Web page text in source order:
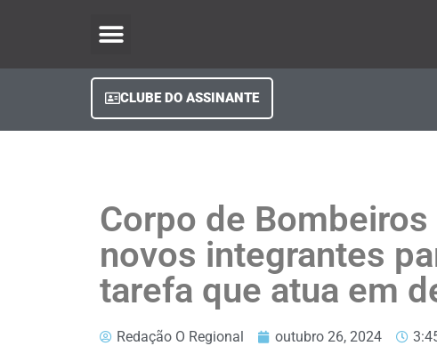
CLUBE DO ASSINANTE
Corpo de
novos integrantes
tarefa que atua em
Redação O Regional outubro 26, 2024